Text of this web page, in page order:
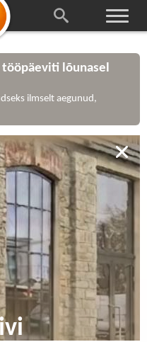
tööpäeviti lõunasel
ilmselt aegunud,